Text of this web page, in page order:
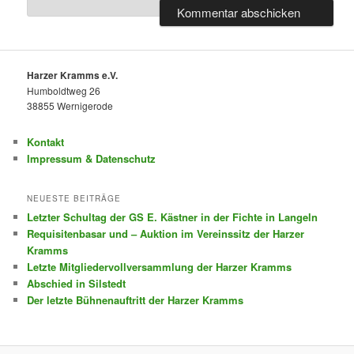
Harzer Kramms e.V.
Humboldtweg 26
38855 Wernigerode
Kontakt
Impressum & Datenschutz
NEUESTE BEITRÄGE
Letzter Schultag der GS E. Kästner in der Fichte in Langeln
Requisitenbasar und – Auktion im Vereinssitz der Harzer
Kramms
Letzte Mitgliedervollversammlung der Harzer Kramms
Abschied in Silstedt
Der letzte Bühnenauftritt der Harzer Kramms